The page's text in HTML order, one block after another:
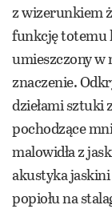
z wizerunkiem
funkcję totemu
umieszczony w
znaczenie.
dziełami sztuki
pochodzące
malowidła z
akustyka jaskini
popiołu na